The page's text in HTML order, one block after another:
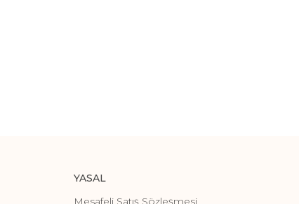
YASAL
Mesafeli Satış Sözleşmesi